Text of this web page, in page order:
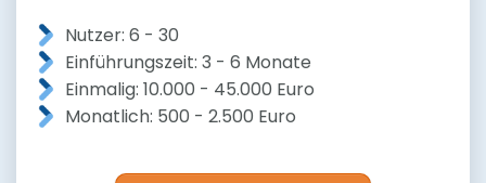
Nutzer: 6 - 30
Einführungszeit: 3 - 6 Monate
Einmalig: 10.000 - 45.000 Euro
Monatlich: 500 - 2.500 Euro